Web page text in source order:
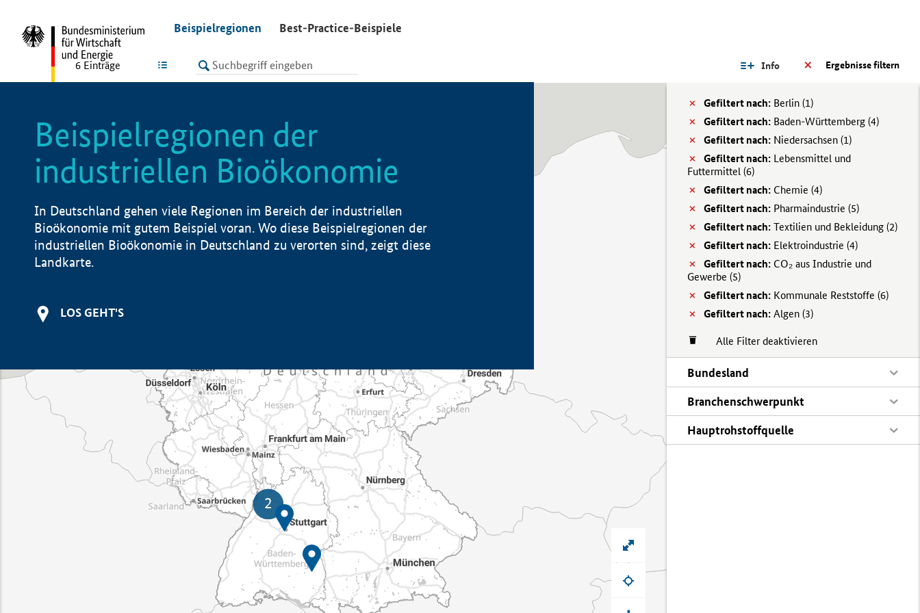
Beispielregionen Best-Practice-Beispiele
LISTE Ergebnisse filtern
Info
Gefiltert nach: Berlin (1)
Gefiltert nach: Baden-Württemberg (4)
Gefiltert nach: Niedersachsen (1)
Gefiltert nach: Lebensmittel und
Futtermittel (6)
Gefiltert nach: Chemie (4)
Gefiltert nach: Pharmaindustrie (5)
Gefiltert nach: Textilien und Bekleidung (2)
Gefiltert nach: Elektroindustrie (4)
Gefiltert nach: CO₂ aus Industrie und
Gewerbe (5)
Gefiltert nach: Kommunale Reststoffe (6)
Gefiltert nach: Algen (3)
Alle Filter deaktivieren
Bundesland
Branchenschwerpunkt
Hauptrohstoffquelle
6 Einträge
Beispielregionen der
industriellen Bioökonomie
In Deutschland gehen viele Regionen im Bereich der industriellen
Bioökonomie mit gutem Beispiel voran. Wo diese Beispielregionen der
industriellen Bioökonomie in Deutschland zu verorten sind, zeigt diese
Landkarte.
LOS GEHT'S